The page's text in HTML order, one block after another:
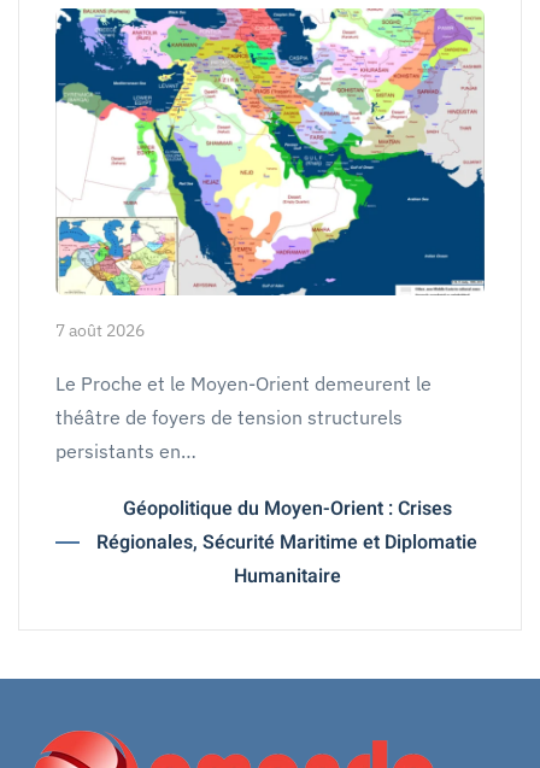
7 août 2026
Le Proche et le Moyen-Orient demeurent le
théâtre de foyers de tension structurels
persistants en…
Géopolitique du Moyen-Orient : Crises
Régionales, Sécurité Maritime et Diplomatie
Humanitaire